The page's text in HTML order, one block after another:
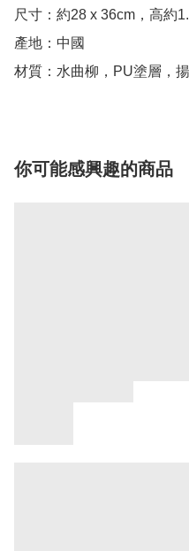
尺寸：約28 x 36cm，高約
產地：中國
材質：水曲柳，PU塗層，
你可能感興趣的商品